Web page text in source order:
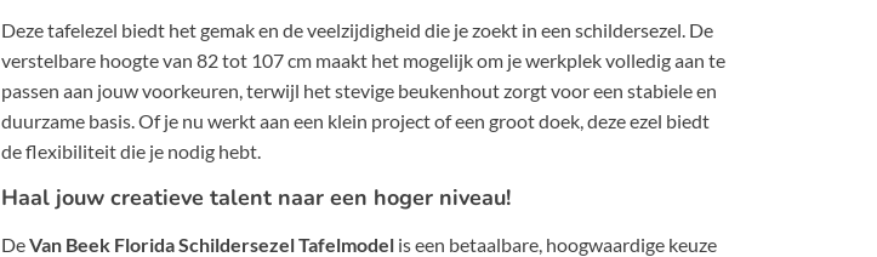
Deze tafelezel biedt het gemak en de veelzijdigheid die je zoekt in een schildersezel. De
verstelbare hoogte van 82 tot 107 cm maakt het mogelijk om je werkplek volledig aan te
passen aan jouw voorkeuren, terwijl het stevige beukenhout zorgt voor een stabiele en
duurzame basis. Of je nu werkt aan een klein project of een groot doek, deze ezel biedt
de flexibiliteit die je nodig hebt.
Haal jouw creatieve talent naar een hoger niveau!
DeVan Beek Florida Schildersezel Tafelmodel is een betaalbare, hoogwaardige keuze